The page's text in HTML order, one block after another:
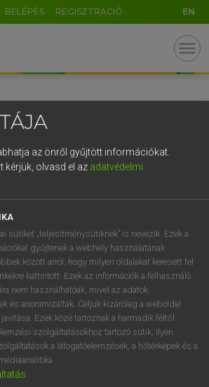
BELÉPÉS REGISZTRÁCIÓ EN
menu
OOOOPS!
az önről gyűjtött információkat.
olvasd el az adatvédelmi
sütiket „teljesítménysütiknek” is nevezik. Ezek a
gyűjtenek a webhely használatának
között arról, hogy milyen oldalakat keresett fel
kattintott. Ezek az információk a felhasználó
nem használhatóak, mivel az adatok
és anonimizáltak. Céljuk kizárólag a weboldal
Ezek közé tartoznak a harmadik féltől
szolgáltatásokhoz tartozó sütik; ilyen
a látogatóelemzések, a hőtérképek és a
l
, . - AltGr